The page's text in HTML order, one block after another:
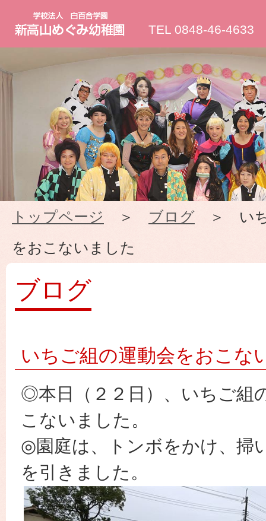
新
高
山
め
ぐ
み
幼
稚
TEL 0848-46-4633
トップページ ＞ ブログ ＞ いち
をおこないました
ブログ
いちご組の運動会をおこな
◎本日（２２日）、いちご組
こないました。
◎園庭は、トンボをかけ、掃
を引きました。